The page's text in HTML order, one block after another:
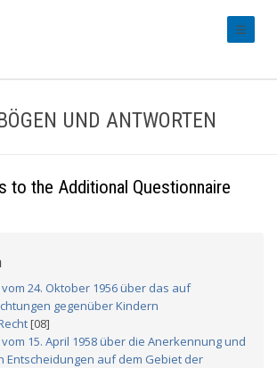
UND ANTWORTEN
to the Additional Questionnaire
24. Oktober 1956 über das auf
gegenüber Kindern
[08]
15. April 1958 über die Anerkennung und
Entscheidungen auf dem Gebiet der